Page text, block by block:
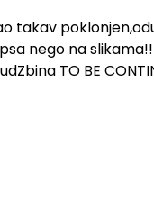
takav
nego na
TO BE